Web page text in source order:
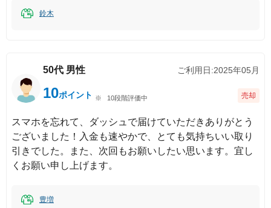
鈴木
50代 男性 ご利用日:2025年05月
10ポイント 10段階評価中 売却
スマホを忘れて、ダッシュで届けていただきありがとう
ございました！入金も速やかで、とても気持ちいい取り
引きでした。また、次回もお願いしたい思います。宜し
くお願い申し上げます。
豊増